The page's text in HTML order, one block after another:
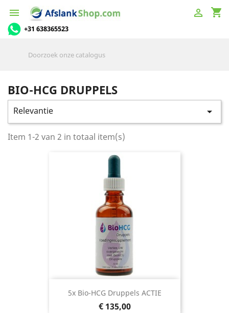
 shopping_cart

+31 638365523
BIO-HCG DRUPPELS
Relevantie 
Item 1-2 van 2 in totaal item(s)
5x Bio-HCG Druppels ACTIE
Prijs
€ 135,00